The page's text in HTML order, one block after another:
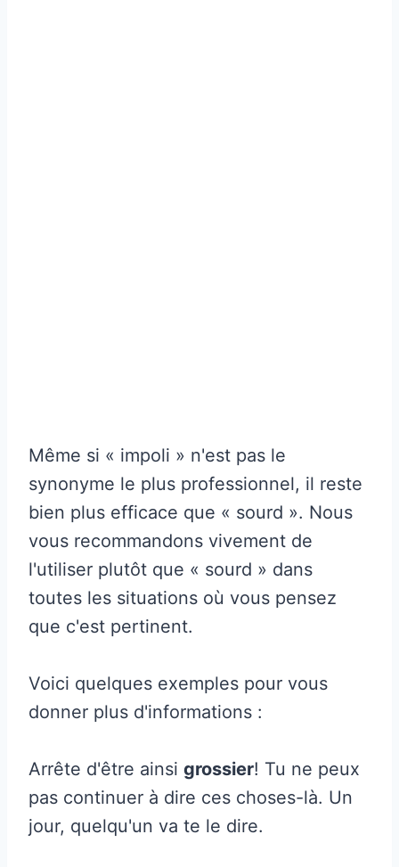
Même si « impoli » n'est pas le
synonyme le plus professionnel, il reste
bien plus efficace que « sourd ». Nous
vous recommandons vivement de
l'utiliser plutôt que « sourd » dans
toutes les situations où vous pensez
que c'est pertinent.
Voici quelques exemples pour vous
donner plus d'informations :
Arrête d'être ainsi grossier! Tu ne peux
pas continuer à dire ces choses-là. Un
jour, quelqu'un va te le dire.